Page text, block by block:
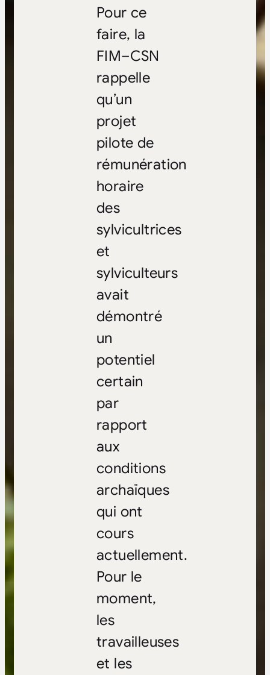
Pour ce
faire, la
FIM–CSN
rappelle
qu’un
projet
pilote de
rémunération
horaire
des
sylvicultrices
et
sylviculteurs
avait
démontré
un
potentiel
certain
par
rapport
aux
conditions
archaïques
qui ont
cours
actuellement.
Pour le
moment,
les
travailleuses
et les